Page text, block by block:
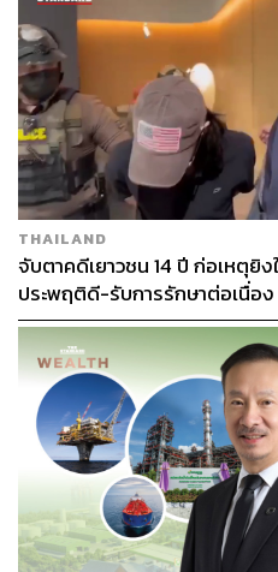
TAGS: การเมือง
ประยุทธ์ จันท
การทำกิจกรรมการเมือง
เชื้อไวรัสโคโรนา
หมู่บ้านทะลุฟ้า
THAILAND
จับตาคดีเยาวชน 14 ปี ก่อเหตุยิ
ประพฤติดี-รับการรักษาต่อเนื่อ